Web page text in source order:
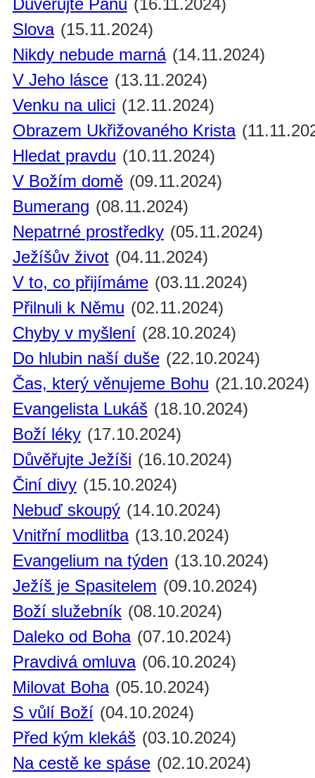
Důvěřujte Pánu (16.11.2024)
Slova (15.11.2024)
Nikdy nebude marná (14.11.2024)
V Jeho lásce (13.11.2024)
Venku na ulici (12.11.2024)
Obrazem Ukřižovaného Krista
Hledat pravdu (10.11.2024)
V Božím domě (09.11.2024)
Bumerang (08.11.2024)
Nepatrné prostředky (05.11.2024)
Ježíšův život (04.11.2024)
V to, co přijímáme (03.11.2024)
Přilnuli k Němu (02.11.2024)
Chyby v myšlení (28.10.2024)
Do hlubin naší duše (22.10.2024)
Čas, který věnujeme Bohu (21.10.2024)
Evangelista Lukáš (18.10.2024)
Boží léky (17.10.2024)
Důvěřujte Ježíši (16.10.2024)
Činí divy (15.10.2024)
Nebuď skoupý (14.10.2024)
Vnitřní modlitba (13.10.2024)
Evangelium na týden (13.10.2024)
Ježíš je Spasitelem (09.10.2024)
Boží služebník (08.10.2024)
Daleko od Boha (07.10.2024)
Pravdivá omluva (06.10.2024)
Milovat Boha (05.10.2024)
S vůlí Boží (04.10.2024)
Před kým klekáš (03.10.2024)
Na cestě ke spáse (02.10.2024)